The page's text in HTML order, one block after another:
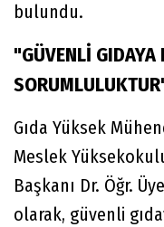
bulundu.
"GÜVENLİ GIDAYA
Gıda Yüksek
Meslek
Başkanı Dr. Öğr.
olarak, güvenli